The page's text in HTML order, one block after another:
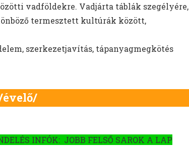
vadföldekre. Vadjárta táblák szegélyére,
termesztett kultúrák között,
szerkezetjavítás, tápanyagmegkötés
INFÓK: JOBB FELSŐ SAROK A LAP